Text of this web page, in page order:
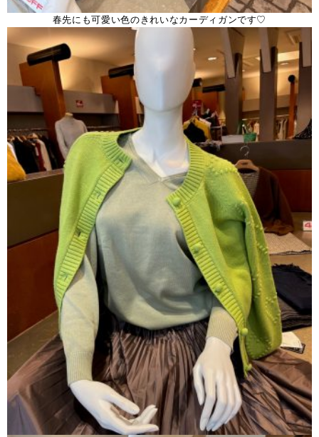
春先にも可愛い色のきれいなカーディガンです♡